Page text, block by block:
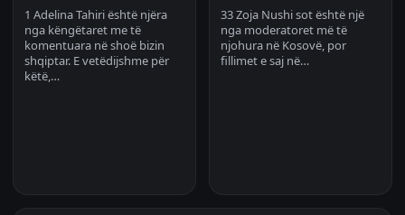
1 Adelina Tahiri është njëra
nga këngëtaret me të
komentuara në shoë bizin
shqiptar. E vetëdijshme për
këtë,…
33 Zoja Nushi sot është një
nga moderatoret më të
njohura në Kosovë, por
fillimet e saj në…